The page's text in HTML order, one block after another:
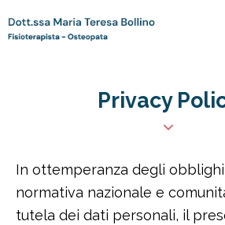
Privacy
In ottemperanza degli
normativa nazionale e
tutela dei dati personali, il